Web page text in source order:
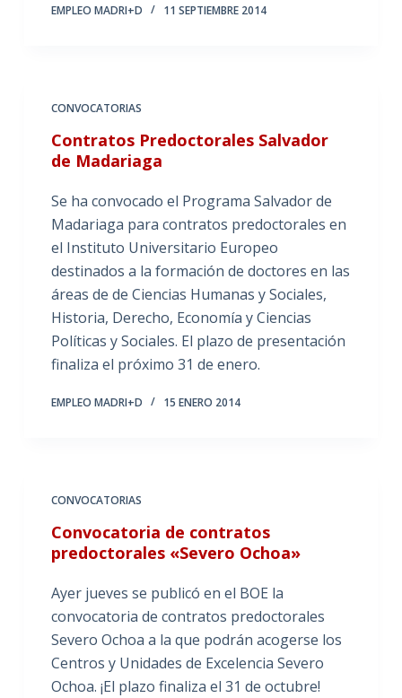
EMPLEO MADRI+D 11 SEPTIEMBRE 2014
CONVOCATORIAS
Contratos Predoctorales Salvador
de Madariaga
Se ha convocado el Programa Salvador de
Madariaga para contratos predoctorales en
el Instituto Universitario Europeo
destinados a la formación de doctores en las
áreas de de Ciencias Humanas y Sociales,
Historia, Derecho, Economía y Ciencias
Políticas y Sociales. El plazo de presentación
finaliza el próximo 31 de enero.
EMPLEO MADRI+D 15 ENERO 2014
CONVOCATORIAS
Convocatoria de contratos
predoctorales «Severo Ochoa»
Ayer jueves se publicó en el BOE la
convocatoria de contratos predoctorales
Severo Ochoa a la que podrán acogerse los
Centros y Unidades de Excelencia Severo
Ochoa. ¡El plazo finaliza el 31 de octubre!